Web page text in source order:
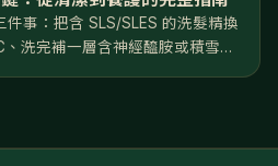
事：把含 SLS/SLES 的洗髮精換
洗完補一層含神經醯胺或積雪草